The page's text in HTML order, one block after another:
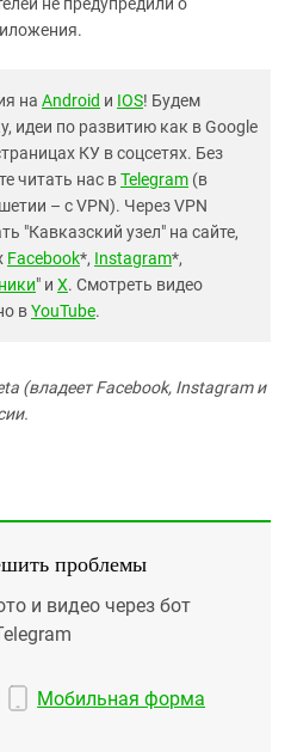
на Android и IOS! Будем
идеи по развитию как в Google
КУ в соцсетях. Без
читать нас вTelegram (в
– с VPN). Через VPN
"Кавказский узел" на сайте,
Facebook*, Instagram*,
" и X. Смотреть видео
вYouTube.
(владеет Facebook, Instagram и
проблемы
и видео через бот
Мобильная форма